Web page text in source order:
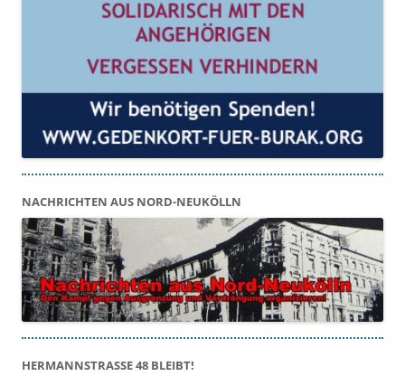
NACHRICHTEN AUS NORD-NEUKÖLLN
HERMANNSTRASSE 48 BLEIBT!